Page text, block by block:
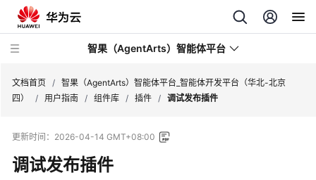
智果（AgentArts）智能体平台
新
动
态
文档首页 / 智果（AgentArts）智能体平台_智能体开发平台（华北-北京
四）
/ 用户指南 / 组件库 / 插件 / 调试发布插件
更新时间： 2026-04-14 GMT+08:00
调试发布插件